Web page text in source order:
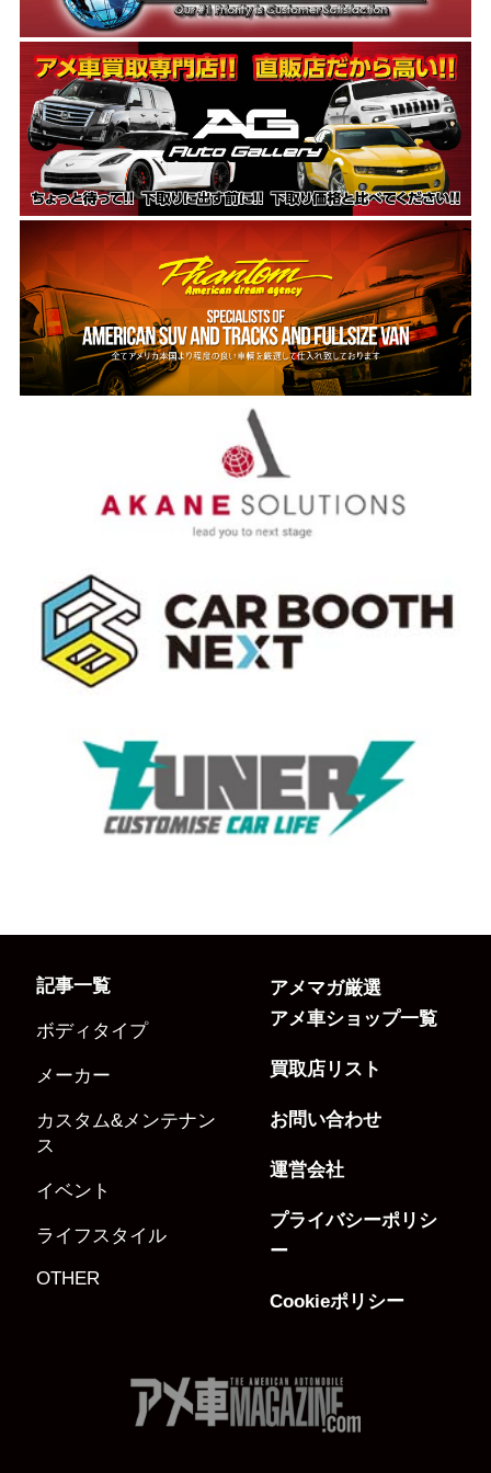
記事一覧
ボディタイプ
メーカー
カスタム&メンテナン
ス
イベント
ライフスタイル
OTHER
アメマガ厳選
アメ車ショップ一覧
買取店リスト
お問い合わせ
運営会社
プライバシーポリシ
ー
Cookieポリシー